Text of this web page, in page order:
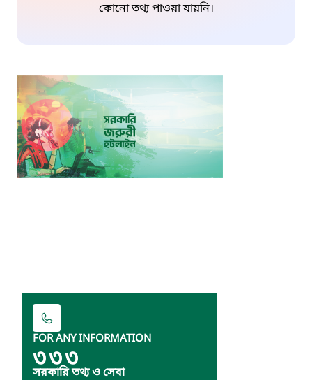
কোনো তথ্য পাওয়া যায়নি।
FOR ANY INFORMATION
৩৩৩
সরকারি তথ্য ও সেবা